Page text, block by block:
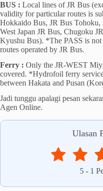
BUS : Local lines of JR Bus
validity for particular routes is
Hokkaido Bus, JR Bus
West Japan JR Bus, Chugoku
Kyushu Bus). *The PASS is
routes operated by JR Bus.
Ferry : Only the JR-WEST
covered. *Hydrofoil ferry
between Hakata and Pusan
Jadi tunggu apalagi pesan
Agen Online.
Ulasan
5 - 1